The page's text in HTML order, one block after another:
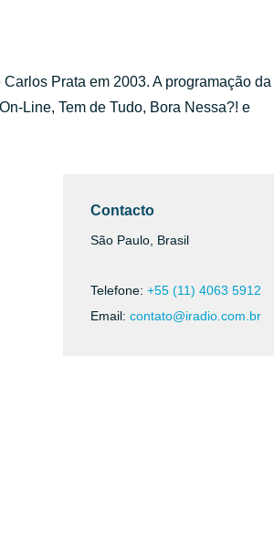
Prata em 2003. A programação
Line, Tem de Tudo, Bora Nessa?! e
Contacto
São Paulo, Brasil
Telefone: +55 (11) 4063 5912
Email: contato@iradio.com.br